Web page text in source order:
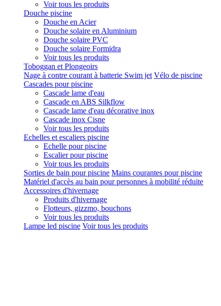
Voir tous les produits
Douche piscine
Douche en Acier
Douche solaire en Aluminium
Douche solaire PVC
Douche solaire Formidra
Voir tous les produits
Toboggan et Plongeoirs
Nage à contre courant à batterie Swim jet Vélo de piscine
Cascades pour piscine
Cascade lame d'eau
Cascade en ABS Silkflow
Cascade lame d'eau décorative inox
Cascade inox Cisne
Voir tous les produits
Echelles et escaliers piscine
Echelle pour piscine
Escalier pour piscine
Voir tous les produits
Sorties de bain pour piscine Mains courantes pour piscine
Matériel d'accès au bain pour personnes à mobilité réduite
Accessoires d'hivernage
Produits d'hivernage
Flotteurs, gizzmo, bouchons
Voir tous les produits
Lampe led piscine Voir tous les produits